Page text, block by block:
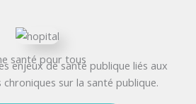
santé pour tous
enjeux de santé publique liés aux
chroniques sur la santé publique.